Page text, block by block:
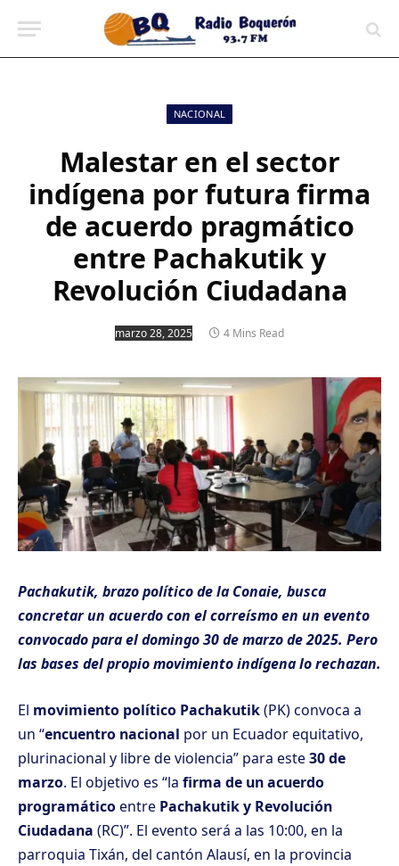
NACIONAL
Malestar en el sector
indígena por futura firma
de acuerdo pragmático
entre Pachakutik y
Revolución Ciudadana
marzo 28, 2025 4 Mins Read
Pachakutik, brazo político de la Conaie, busca
concretar un acuerdo con el correísmo en un evento
convocado para el domingo 30 de marzo de 2025. Pero
las bases del propio movimiento indígena lo rechazan.
El movimiento político Pachakutik(PK) convoca a
un “encuentro nacional por un Ecuador equitativo,
plurinacional y libre de violencia” para este30 de
marzo. El objetivo es “la firma de un acuerdo
programáticoentre Pachakutik y Revolución
Ciudadana (RC)”. El evento será a las 10:00, en la
parroquia Tixán, del cantón Alausí, en la provincia